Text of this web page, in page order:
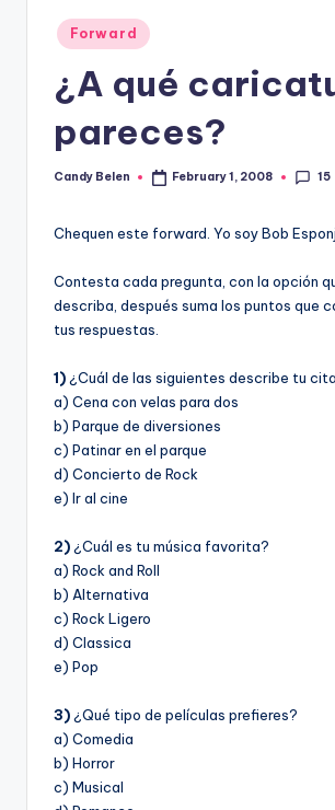
Posted
in
Forward
¿A qué
pareces?
Posted
Candy Belen February 1, 2008 15
Chequen este forward. Yo soy Bob
Contesta cada pregunta, con la opción
describa, después suma los puntos que
tus respuestas.
1) ¿Cuál de las siguientes describe tu
a) Cena con velas para dos
b) Parque de diversiones
c) Patinar en el parque
d) Concierto de Rock
e) Ir al cine
2) ¿Cuál es tu música favorita?
a) Rock and Roll
b) Alternativa
c) Rock Ligero
d) Classica
e) Pop
3) ¿Qué tipo de pelí­culas prefieres?
a) Comedia
b) Horror
c) Musical